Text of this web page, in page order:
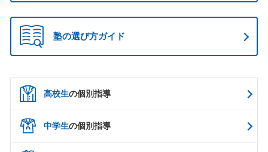
塾の選び方ガイド
高校生の個別指導
中学生の個別指導